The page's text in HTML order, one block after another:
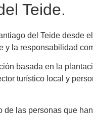
Teide.
del Teide desde
la responsabilidad
basada en la
turístico local y
las personas que